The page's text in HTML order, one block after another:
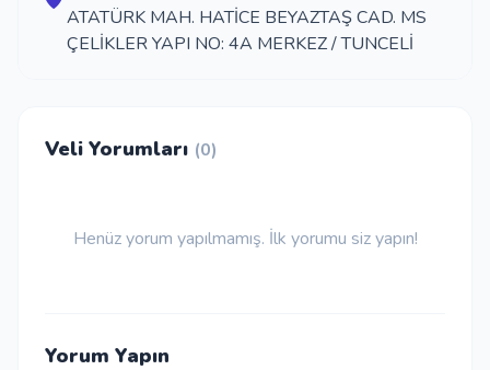
Okul Ekle
ATATÜRK MAH. HATİCE BEYAZTAŞ CAD. MS
ÇELİKLER YAPI NO: 4A MERKEZ / TUNCELİ
Veli Yorumları (0)
Henüz yorum yapılmamış. İlk yorumu siz yapın!
Yorum Yapın